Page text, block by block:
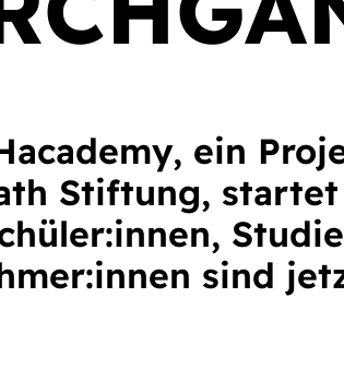
ein
Stiftung,
sind